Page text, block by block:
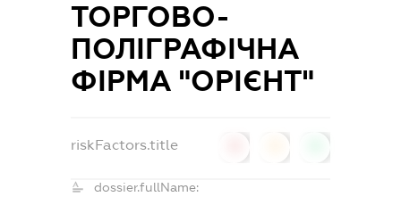
ТОРГОВО-
ПОЛІГРАФІЧНА
ФІРМА "ОРІЄНТ"
riskFactors.title
dossier.fullName: